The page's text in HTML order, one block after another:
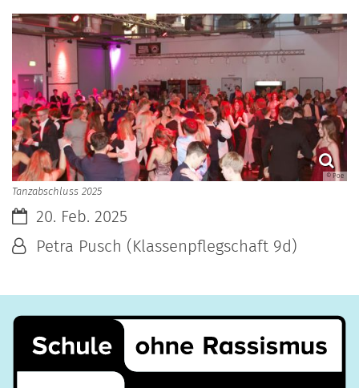
© Poe
Tanzabschluss 2025
Datum:20. Feb. 2025
Von:Petra Pusch (Klassenpflegschaft 9d)